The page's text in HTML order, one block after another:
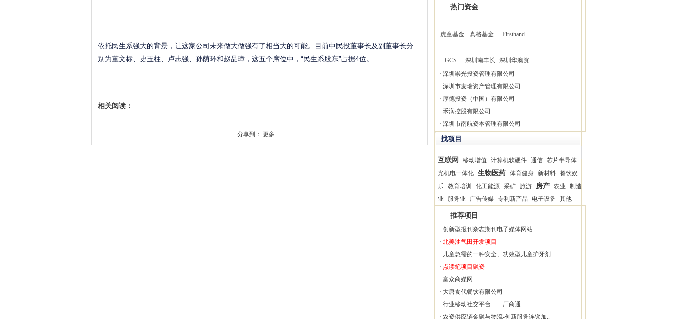
依托民生系强大的背景，让这家公司未来做大做强有了相当大的可能。目前中民投董事长及副董事长分
别为董文标、史玉柱、卢志强、孙荫环和赵品璋，这五个席位中，“民生系股东”占据4位。
相关阅读：
分享到： 更多
热门资金
虎童基金 真格基金 Firsthand ..
GCS.. 深圳南丰长.. 深圳华澳资..
· 深圳崇光投资管理有限公司
· 深圳市麦瑞资产管理有限公司
· 厚德投资（中国）有限公司
· 禾润控股有限公司
· 深圳市南航资本管理有限公司
找项目
互联网 移动增值 计算机软硬件 通信 芯片半导体
光机电一体化 生物医药 体育健身 新材料 餐饮娱
乐 教育培训 化工能源 采矿 旅游 房产 农业
制造
业
服务业 广告传媒 专利新产品 电子设备 其他
推荐项目
· 创新型报刊杂志期刊电子媒体网站
· 北美油气田开发项目
· 儿童急需的一种安全、功效型儿童护牙剂
· 点读笔项目融资
· 富众商媒网
· 大唐食代餐饮有限公司
· 行业移动社交平台——厂商通
· 农资供应链金融与物流-创新服务连锁加..